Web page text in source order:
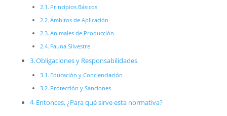
Principios Básicos
Ámbitos de Aplicación
Animales de Producción
Fauna Silvestre
Obligaciones y Responsabilidades
Educación y Concienciación
Protección y Sanciones
Entonces, ¿Para qué sirve esta normativa?